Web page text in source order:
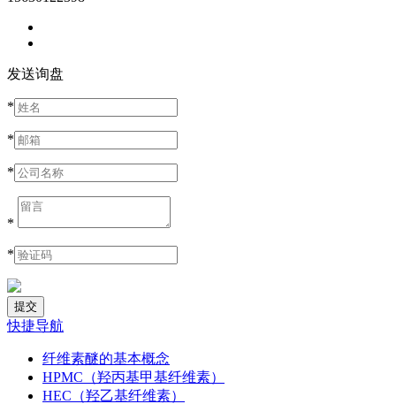
发送询盘
*
*
*
*
*
快捷导航
纤维素醚的基本概念
HPMC（羟丙基甲基纤维素）
HEC（羟乙基纤维素）